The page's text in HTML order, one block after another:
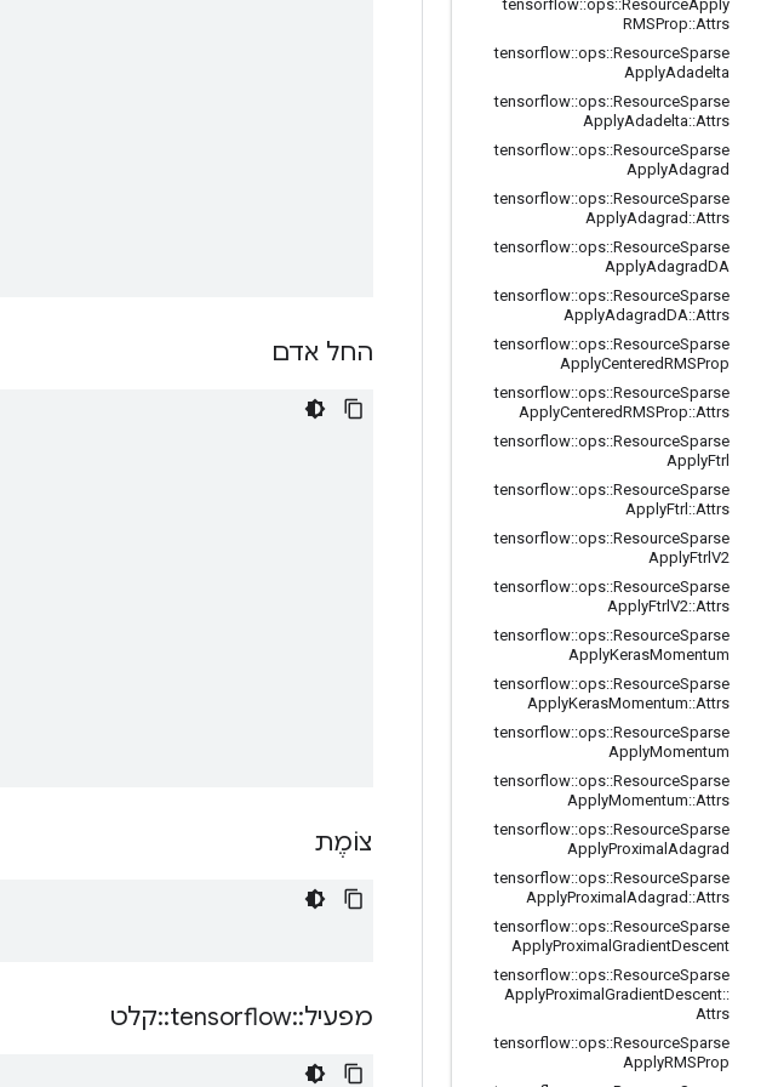
tensorflow::ops::ResourceApply
RMSProp::Attrs
tensorflow::ops::ResourceSparse
ApplyAdadelta
tensorflow::ops::ResourceSparse
ApplyAdadelta::Attrs
tensorflow::ops::ResourceSparse
ApplyAdagrad
tensorflow::ops::ResourceSparse
ApplyAdagrad ::Attrs
tensorflow::ops::ResourceSparse
ApplyAdagradDA
tensorflow::ops::ResourceSparse
ApplyAdagradDA::Attrs
tensorflow::ops::ResourceSparse
ApplyCenteredRMSProp
tensorflow::ops::ResourceSparse
ApplyCenteredRMSProp::Attrs
tensorflow::ops::ResourceSparse
ApplyFtrl
tensorflow::ops::ResourceSparse
ApplyFtrl ::Attrs
tensorflow::ops::ResourceSparse
ApplyFtrlV2
tensorflow::ops::ResourceSparse
ApplyFtrlV2::Attrs
tensorflow::ops::ResourceSparse
ApplyKerasMomentum
tensorflow::ops::ResourceSparse
ApplyKerasMomentum::Attrs
tensorflow::ops::ResourceSparse
ApplyMomentum
tensorflow::ops::ResourceSparse
ApplyMomentum::Attrs
tensorflow::ops::ResourceSparse
ApplyProximal Adagrad
tensorflow::ops::ResourceSparse
ApplyProximal Adagrad ::Attrs
tensorflow::ops::ResourceSparse
ApplyProximal GradientDescent
tensorflow::ops::ResourceSparse
ApplyProximal GradientDescent::
Attrs
tensorflow::ops::ResourceSparse
ApplyRMSProp
החל אדם
צוֹמֶת
מפעיל::
tensorflow
::קלט